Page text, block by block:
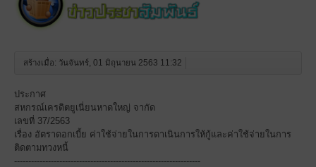
สร้างเมื่อ: วันจันทร์, 01 มิถุนายน 2563 11:32
ประกาศ
สหกรณ์เครดิตยูเนี่ยนหาดใหญ่ จากัด
เลขที่ 37/2563
เรื่อง อัตราดอกเบี้ย ค่าใช้จ่ายในการดาเนินการให้กู้และค่าใช้จ่ายในการ
ติดตามทวงหนี้
------------------------------------------------------------------